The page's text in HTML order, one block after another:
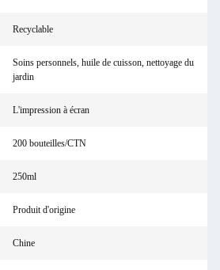
Recyclable
Soins personnels, huile de cuisson, nettoyage du
jardin
L'impression à écran
200 bouteilles/CTN
250ml
Produit d'origine
Chine